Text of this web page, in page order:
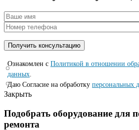
Ознакомлен с Политикой в отношении
данных.
Даю Согласие на обработку персональных
Закрыть
Подобрать оборудование для
ремонта